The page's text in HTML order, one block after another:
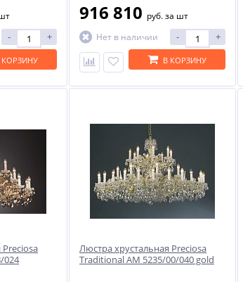
Подвесной светодиодный
светильник Lumion LENNY
3724/24L
7 490руб.
- +
КОРЗИНУ
916 810 руб.за шт
Нет в наличии
- +
В КОРЗИНУ
024
Люстра хрустальная Preciosa
Traditional AM 5235/00/040 gold